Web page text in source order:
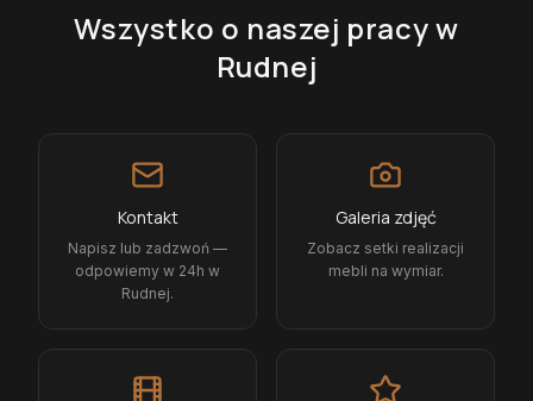
Wszystko o naszej pracyw
Rudnej
Kontakt
Napisz lub zadzwoń —
odpowiemy w 24h w
Rudnej.
Galeria zdjęć
Zobacz setki realizacji
mebli na wymiar.